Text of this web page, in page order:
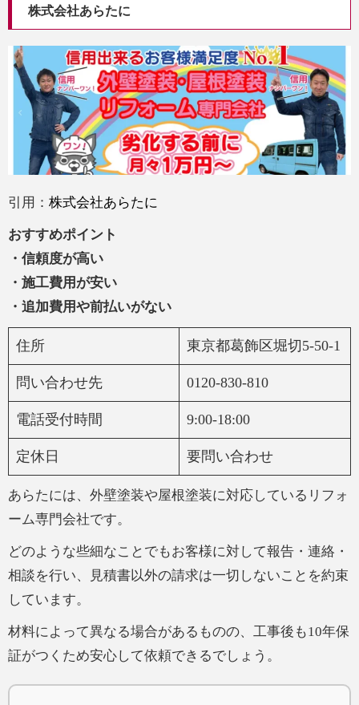
株式会社あらたに
引用： 株式会社あらたに
おすすめポイント
・信頼度が高い
・施工費用が安い
・追加費用や前払いがない
住所 東京都葛飾区堀切5-50-1
問い合わせ先 0120-830-810
電話受付時間 9:00-18:00
定休日 要問い合わせ
あらたには、外壁塗装や屋根塗装に対応しているリフォ
ーム専門会社です。
どのような些細なことでもお客様に対して報告・連絡・
相談を行い、見積書以外の請求は一切しないことを約束
しています。
材料によって異なる場合があるものの、工事後も10年保
証がつくため安心して依頼できるでしょう。